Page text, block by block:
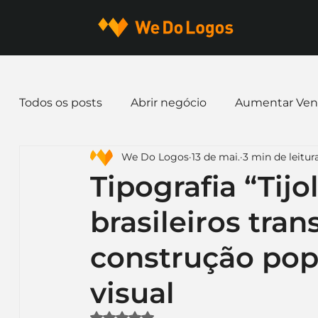
Todos os posts Abrir negócio Aumentar
Dicas de Marketing Email marketing
Identidade Visual Marca Nome para
Slogan
Tipografia
brasileiros
construção
visual
We Do Logos 13 de mai. 3 min de